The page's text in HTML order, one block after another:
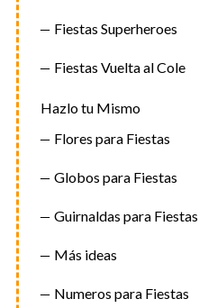
Fiestas Superheroes
Fiestas Vuelta al Cole
Hazlo tu Mismo
Flores para Fiestas
Globos para Fiestas
Guirnaldas para Fiestas
Más ideas
Numeros para Fiestas